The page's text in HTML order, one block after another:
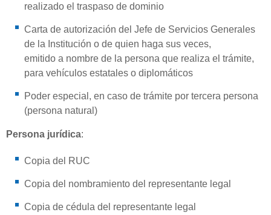
realizado el traspaso de dominio
Carta de autorización del Jefe de Servicios Generales
de la Institución o de quien haga sus veces,
emitido a nombre de la persona que realiza el trámite,
para vehículos estatales o diplomáticos
Poder especial, en caso de trámite por tercera persona
(persona natural)
Persona jurídica:
Copia del RUC
Copia del nombramiento del representante legal
Copia de cédula del representante legal